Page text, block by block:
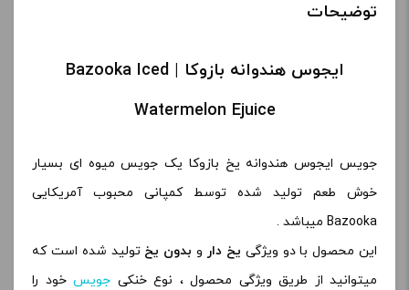
توضیحات
ایجوس هندوانه بازوکا | Bazooka Iced
Watermelon Ejuice
جویس ایجوس هندوانه یخ بازوکا یک جویس میوه ای بسیار
خوش طعم تولید شده توسط کمپانی محبوب آمریکایی
Bazooka میباشد .
این محصول با دو ویژگی یخ دار و بدون یخ تولید شده است که
میتوانید از طریق ویژگی محصول ، نوع خنکی جویس خود را